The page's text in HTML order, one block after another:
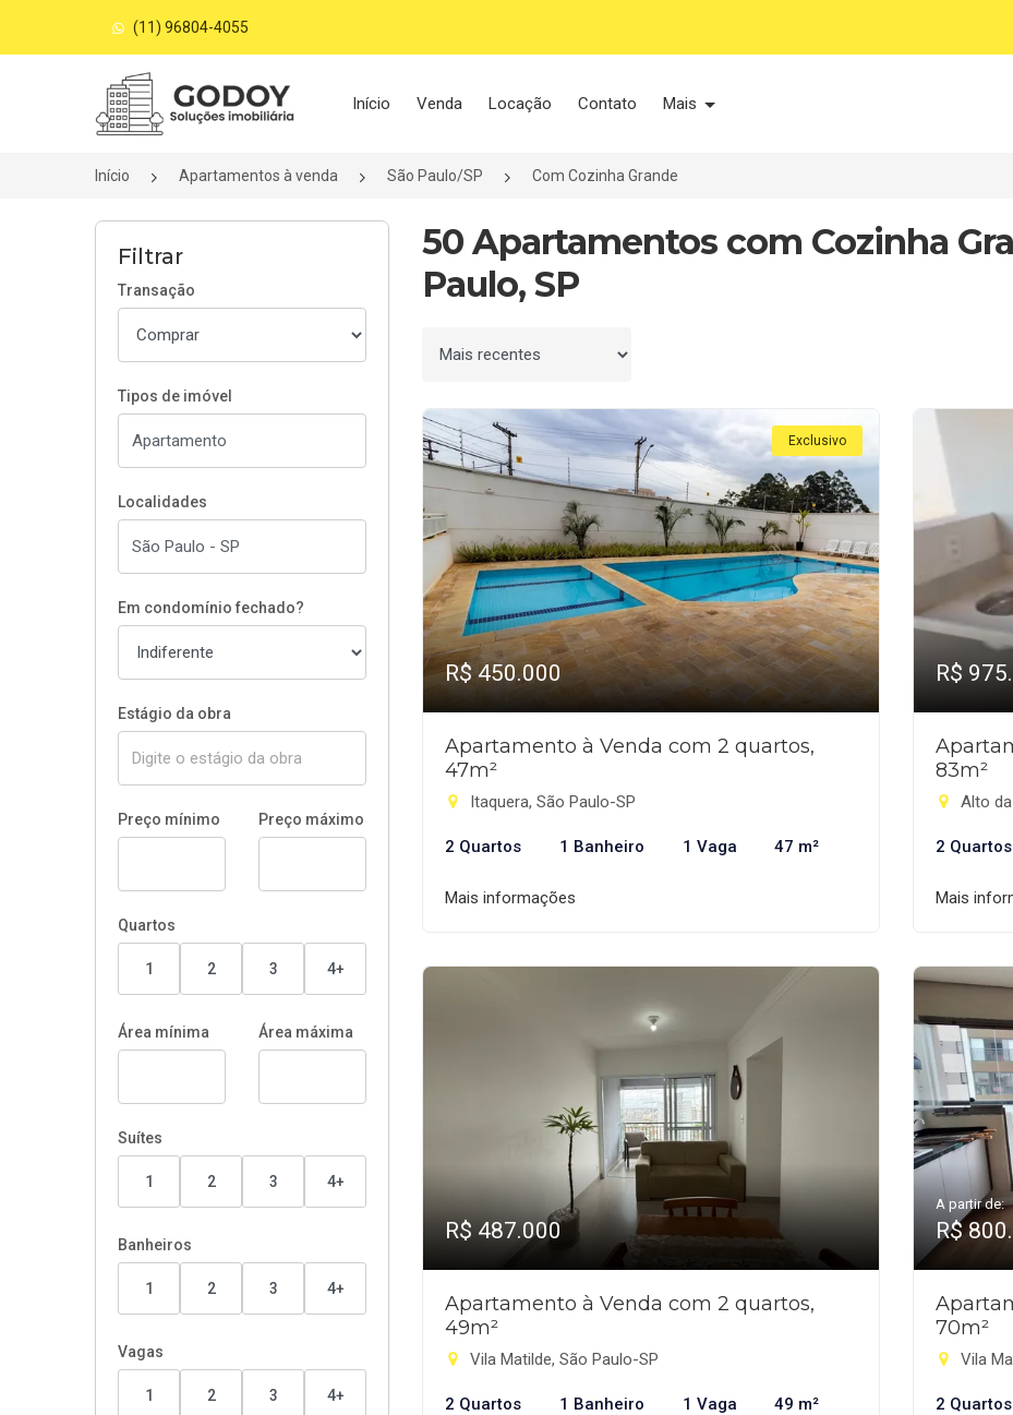
(11) 96804-4055
Página inicial
Início Venda Locação Contato Mais
Início Apartamentos à venda São Paulo/SP Com Cozinha Grande
Filtrar
Transação
Tipos de imóvel
Localidades
Em condomínio fechado?
Estágio da obra
Preço mínimo Preço máximo
Quartos
1 2 3 4+
Área mínima Área máxima
Suítes
1 2 3 4+
Banheiros
1 2 3 4+
Vagas
1 2 3 4+
50 Apartamentos com Cozinha
Paulo, SP
Ordenar por
Exclusivo
R$ 450.000
Apartamento à Venda com 2 quartos,
47m²
Itaquera, São Paulo-SP
2 Quartos 1 Banheiro 1 Vaga 47 m²
Mais informações
R$
83m²
Alto
2 Quartos
Mais
R$ 487.000
Apartamento à Venda com 2 quartos,
49m²
Vila Matilde, São Paulo-SP
2 Quartos 1 Banheiro 1 Vaga 49 m²
A partir de:
R$
70m²
Vila
2 Quartos